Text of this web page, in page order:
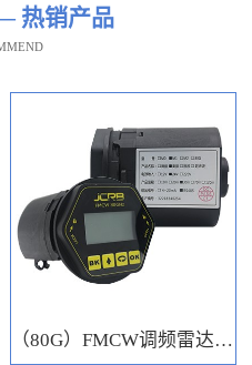
热销产品
（80G）FMCW调频雷达电子模块